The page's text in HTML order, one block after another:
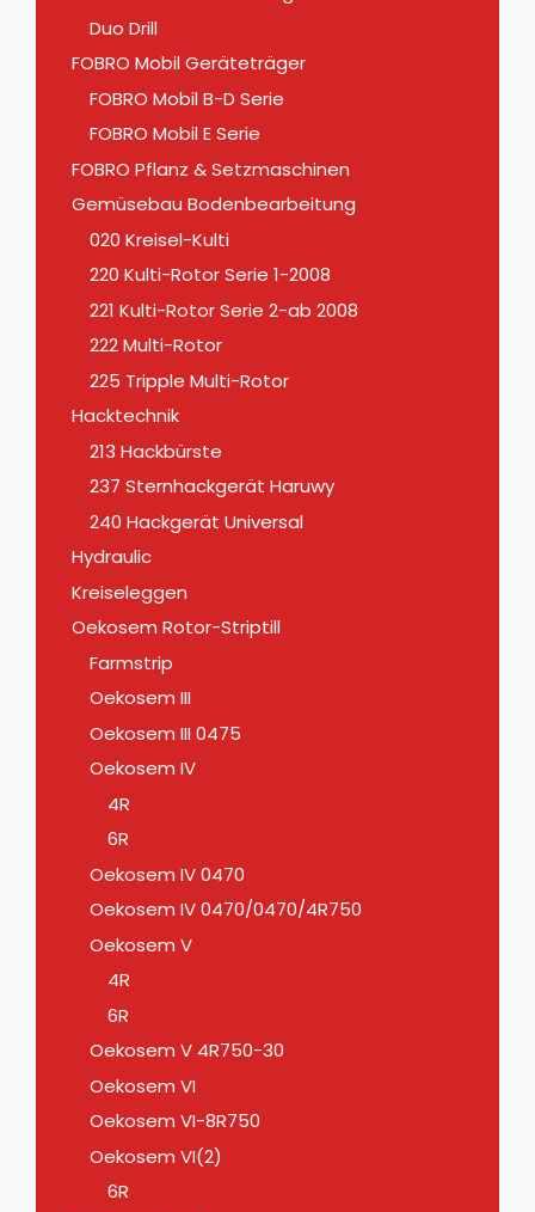
Duo Drill
FOBRO Mobil Geräteträger
FOBRO Mobil B-D Serie
FOBRO Mobil E Serie
FOBRO Pflanz & Setzmaschinen
Gemüsebau Bodenbearbeitung
020 Kreisel-Kulti
220 Kulti-Rotor Serie 1-2008
221 Kulti-Rotor Serie 2-ab 2008
222 Multi-Rotor
225 Tripple Multi-Rotor
Hacktechnik
213 Hackbürste
237 Sternhackgerät Haruwy
240 Hackgerät Universal
Hydraulic
Kreiseleggen
Oekosem Rotor-Striptill
Farmstrip
Oekosem III
Oekosem III 0475
Oekosem IV
4R
6R
Oekosem IV 0470
Oekosem IV 0470/0470/4R750
Oekosem V
4R
6R
Oekosem V 4R750-30
Oekosem VI
Oekosem VI-8R750
Oekosem VI(2)
6R